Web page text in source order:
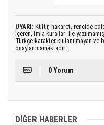
UYARI: Küfür, hakaret, rencide
içeren, imla kuralları ile yazılmamış,
Türkçe karakter kullanılmayan ve
onaylanmamaktadır.
0 Yorum
DİĞER HABERLER